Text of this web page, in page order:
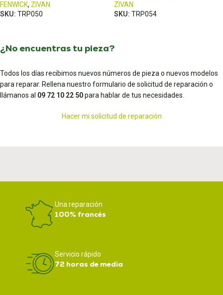
FENWICK, ZIVAN
SKU: TRP050
ZIVAN
SKU: TRP054
¿No encuentras tu pieza?
Todos los días recibimos nuevos números de pieza o nuevos modelos
para reparar. Rellena nuestro formulario de solicitud de reparación o
llámanos al 09 72 10 22 50para hablar de tus necesidades.
Hacer mi solicitud de reparación
Una reparación
100% francés
Servicio rápido
72 horas de media